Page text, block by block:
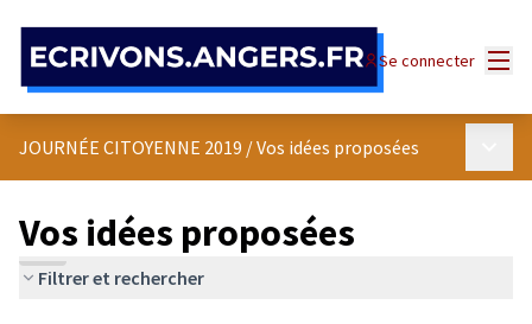
Se connecter
JOURNÉE CITOYENNE 2019 /Vos idées proposées
Vos idées proposées
Filtrer et rechercher